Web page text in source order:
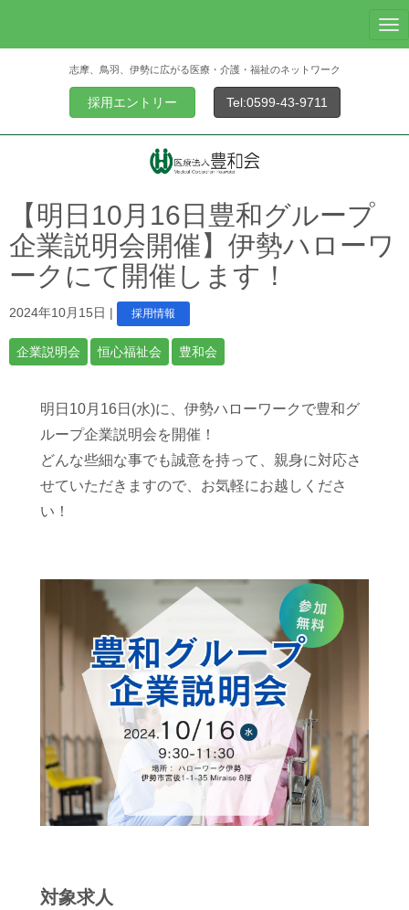
N
a
a
志摩、鳥羽、伊勢に広がる医療・介護・福祉のネットワーク
採用エントリー Tel:0599-43-9711
【明日10月16日豊和グループ
企業説明会開催】伊勢ハローワ
ークにて開催します！
2024年10月15日 採用情報
企業説明会 恒心福祉会 豊和会
明日10月16日(水)に
、伊勢ハローワークで豊和グ
ループ企業説明会を 開催！
どんな些細な事でも誠意を持って、親身に対応さ
せていただきますので、お気軽にお越しくださ
い！
対象求人